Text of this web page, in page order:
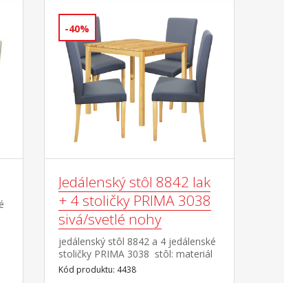
-40%
Jedálenský stôl 8842 lak
+ 4 stoličky PRIMA 3038
sivá/svetlé nohy
jedálenský stôl 8842 a 4 jedálenské
stoličky PRIMA 3038 stôl: materiál
masív borovica, lakované
prevedenie stolička: textilný poťah,
Kód produktu: 4438